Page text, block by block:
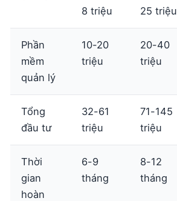
8 triệu
25 triệu
Phần
mềm
quản lý
10-20
triệu
20-40
triệu
Tổng
đầu tư
32-61
triệu
71-145
triệu
Thời
gian
hoàn
6-9
tháng
8-12
tháng